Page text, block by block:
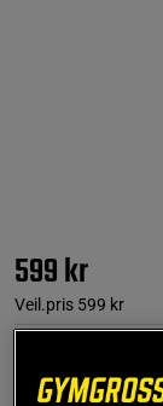
599 kr
Veil.pris 599 kr